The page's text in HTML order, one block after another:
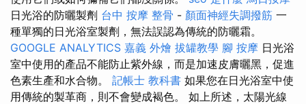
日光浴的防曬製劑 台中 按摩 整骨 - 顏面神經失調撥筋 一
種單獨的日光浴室製劑，無法誤認為傳統的防曬霜。
GOOGLE ANALYTICS 嘉義 外燴 拔罐教學 腳 按摩 日光浴
室中使用的產品不能防止紫外線，而是加速皮膚曬黑，促進
色素生產和水合物。 記帳士 教科書 如果您在日光浴室中使
用傳統的製革商，則不會變成褐色。 如上所述，太陽光線